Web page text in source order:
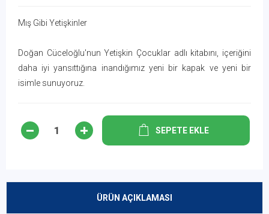
Mış Gibi Yetişkinler
Doğan Cüceloğlu'nun Yetişkin Çocuklar adlı kitabını, içeriğini
daha iyi yansıttığına inandığımız yeni bir kapak ve yeni bir
isimle sunuyoruz.
SEPETE EKLE
ÜRÜN AÇIKLAMASI